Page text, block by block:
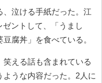
、泣ける手紙だった。江
ントして、「うまし
腐丼」を食べている。
える話も含まれている
うな内容だった。2人に